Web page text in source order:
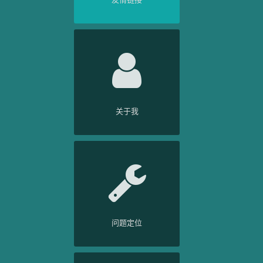
关于我
问题定位